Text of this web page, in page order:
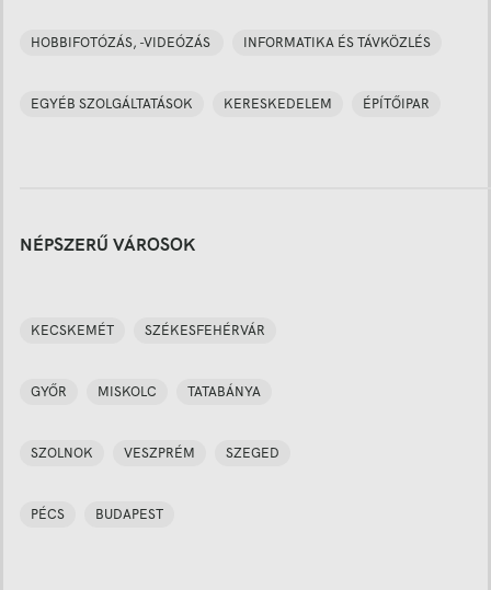
HOBBIFOTÓZÁS, -VIDEÓZÁS INFORMATIKA ÉS TÁVKÖZLÉS
EGYÉB SZOLGÁLTATÁSOK KERESKEDELEM ÉPÍTŐIPAR
NÉPSZERŰ VÁROSOK
KECSKEMÉT SZÉKESFEHÉRVÁR
GYŐR MISKOLC TATABÁNYA
SZOLNOK VESZPRÉM SZEGED
PÉCS BUDAPEST